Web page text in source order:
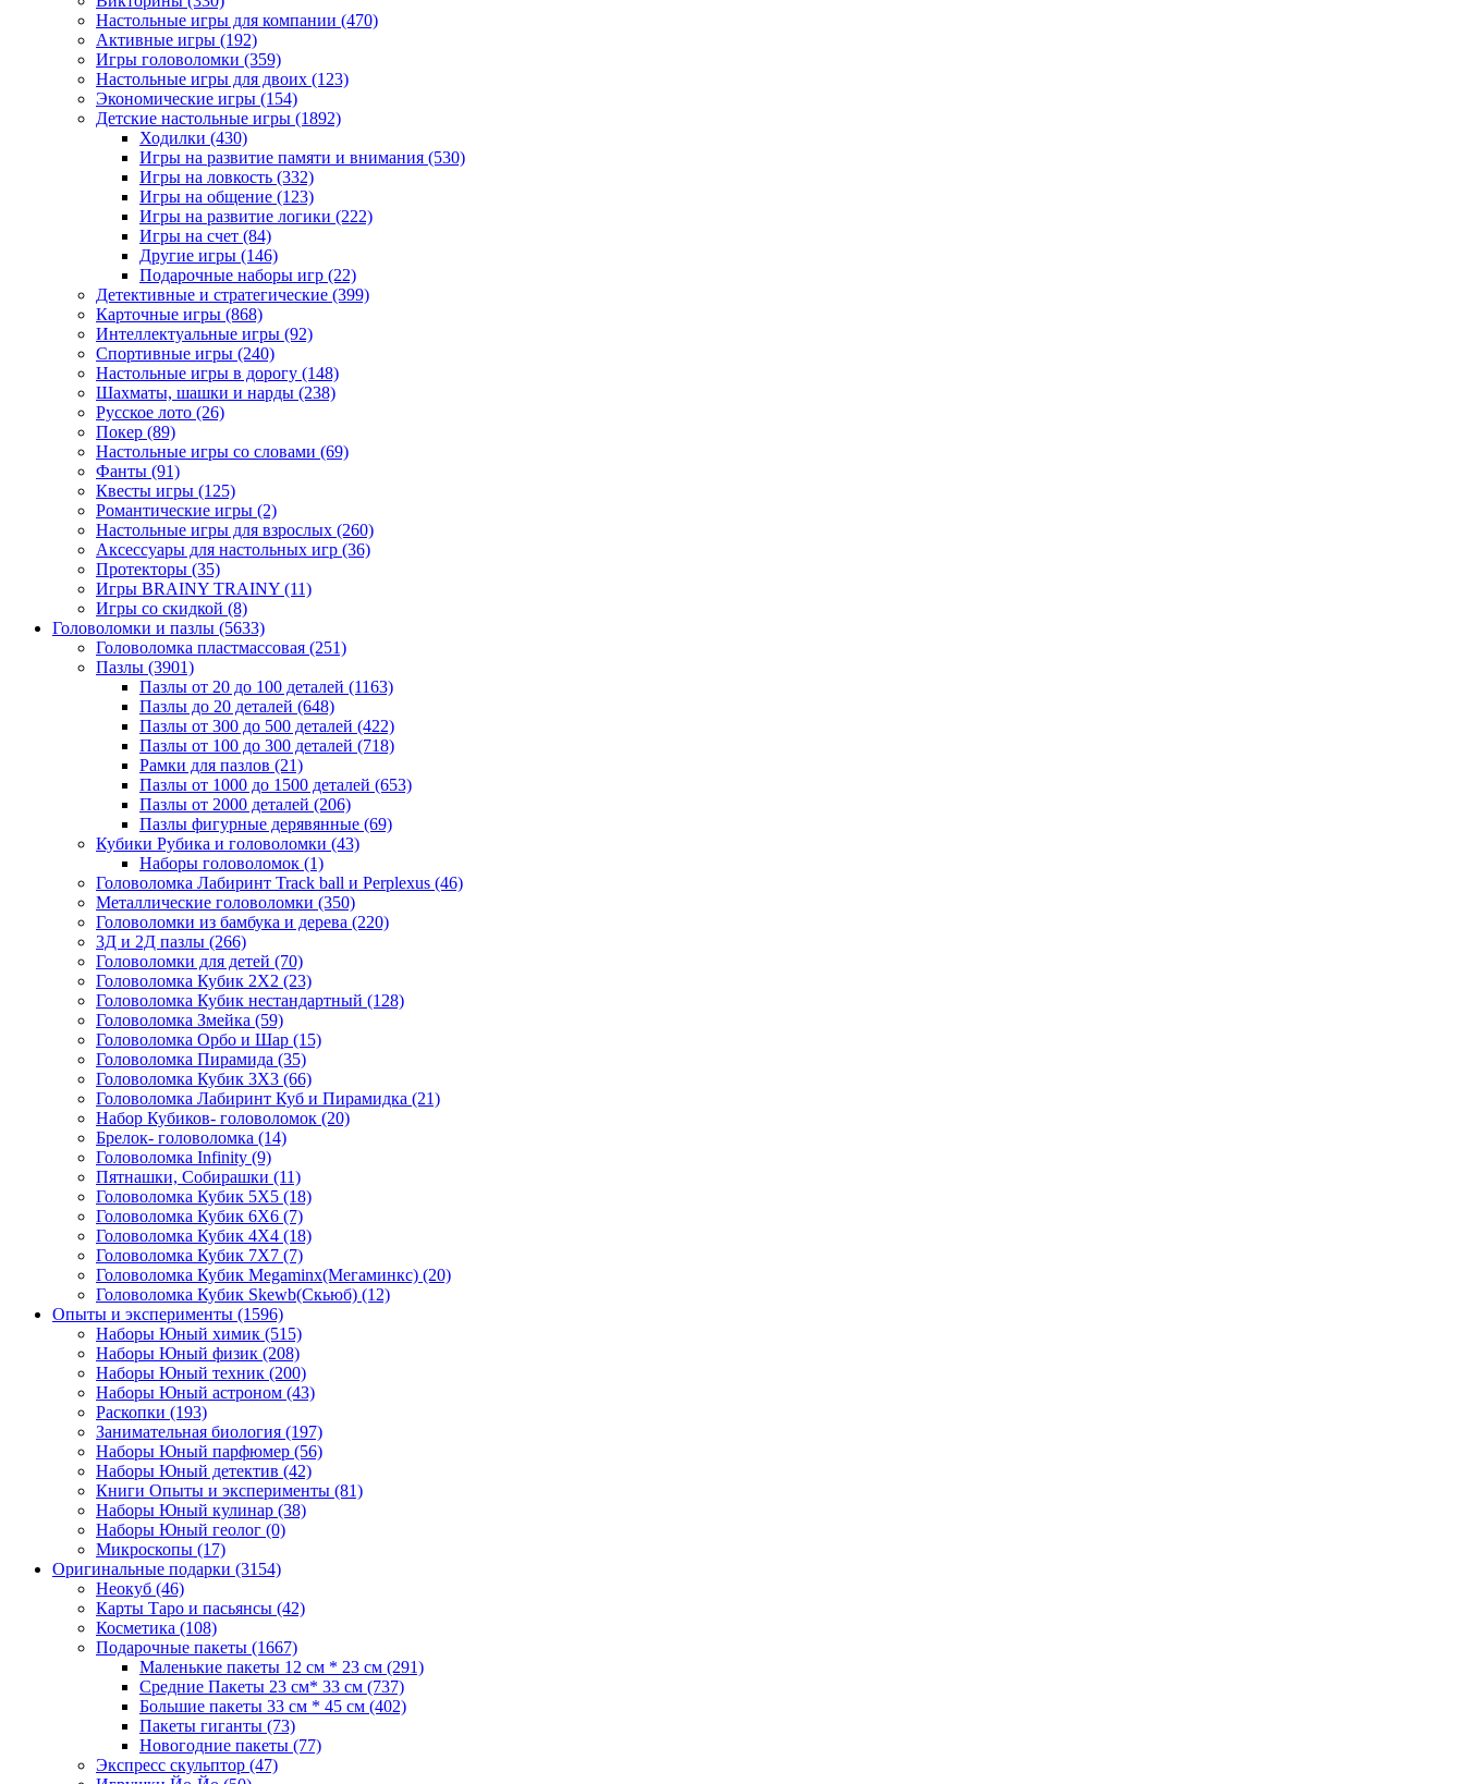
Настольные игры для компании (470)
Активные игры (192)
Игры головоломки (359)
Настольные игры для двоих (123)
Экономические игры (154)
Детские настольные игры (1892)
Ходилки (430)
Игры на развитие памяти и внимания (530)
Игры на ловкость (332)
Игры на общение (123)
Игры на развитие логики (222)
Игры на счет (84)
Другие игры (146)
Подарочные наборы игр (22)
Детективные и стратегические (399)
Карточные игры (868)
Интеллектуальные игры (92)
Спортивные игры (240)
Настольные игры в дорогу (148)
Шахматы, шашки и нарды (238)
Русское лото (26)
Покер (89)
Настольные игры со словами (69)
Фанты (91)
Квесты игры (125)
Романтические игры (2)
Настольные игры для взрослых (260)
Аксессуары для настольных игр (36)
Протекторы (35)
Игры BRAINY TRAINY (11)
Игры со скидкой (8)
Головоломки и пазлы (5633)
Головоломка пластмассовая (251)
Пазлы (3901)
Пазлы от 20 до 100 деталей (1163)
Пазлы до 20 деталей (648)
Пазлы от 300 до 500 деталей (422)
Пазлы от 100 до 300 деталей (718)
Рамки для пазлов (21)
Пазлы от 1000 до 1500 деталей (653)
Пазлы от 2000 деталей (206)
Пазлы фигурные дерявянные (69)
Кубики Рубика и головоломки (43)
Наборы головоломок (1)
Головоломка Лабиринт Track ball и Perplexus (46)
Металлические головоломки (350)
Головоломки из бамбука и дерева (220)
3Д и 2Д пазлы (266)
Головоломки для детей (70)
Головоломка Кубик 2Х2 (23)
Головоломка Кубик нестандартный (128)
Головоломка Змейка (59)
Головоломка Орбо и Шар (15)
Головоломка Пирамида (35)
Головоломка Кубик 3Х3 (66)
Головоломка Лабиринт Куб и Пирамидка (21)
Набор Кубиков- головоломок (20)
Брелок- головоломка (14)
Головоломка Infinity (9)
Пятнашки, Собирашки (11)
Головоломка Кубик 5Х5 (18)
Головоломка Кубик 6Х6 (7)
Головоломка Кубик 4Х4 (18)
Головоломка Кубик 7Х7 (7)
Головоломка Кубик Megaminx(Мегаминкс) (20)
Головоломка Кубик Skewb(Скьюб) (12)
Опыты и эксперименты (1596)
Наборы Юный химик (515)
Наборы Юный физик (208)
Наборы Юный техник (200)
Наборы Юный астроном (43)
Раскопки (193)
Занимательная биология (197)
Наборы Юный парфюмер (56)
Наборы Юный детектив (42)
Книги Опыты и эксперименты (81)
Наборы Юный кулинар (38)
Наборы Юный геолог (0)
Микроскопы (17)
Оригинальные подарки (3154)
Неокуб (46)
Карты Таро и пасьянсы (42)
Косметика (108)
Подарочные пакеты (1667)
Маленькие пакеты 12 см * 23 см (291)
Средние Пакеты 23 см* 33 см (737)
Большие пакеты 33 см * 45 см (402)
Пакеты гиганты (73)
Новогодние пакеты (77)
Экспресс скульптор (47)